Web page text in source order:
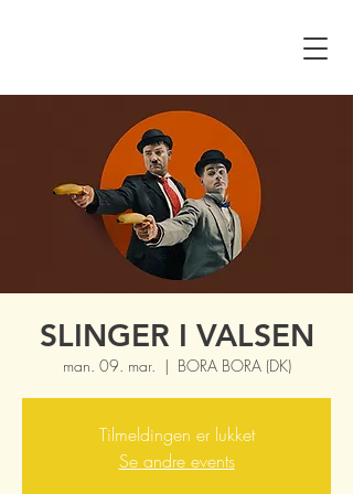
SLINGER I VALSEN
man. 09. mar.
  |
BORA BORA (DK)
Tilmeldingen er lukket
Se andre events